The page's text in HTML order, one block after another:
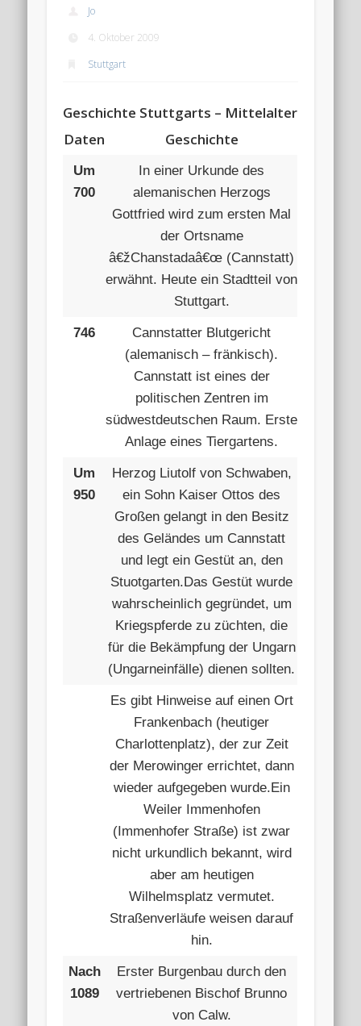
Jo
4. Oktober 2009
Stuttgart
Geschichte Stuttgarts – Mittelalter
Daten
Geschichte
Um
700
In einer Urkunde des
alemanischen Herzogs
Gottfried wird zum ersten Mal
der Ortsname
â€žChanstadaâ€œ (Cannstatt)
erwähnt. Heute ein Stadtteil von
Stuttgart.
746
Cannstatter Blutgericht
(alemanisch – fränkisch).
Cannstatt ist eines der
politischen Zentren im
südwestdeutschen Raum. Erste
Anlage eines Tiergartens.
Um
950
Herzog Liutolf von Schwaben,
ein Sohn Kaiser Ottos des
Großen gelangt in den Besitz
des Geländes um Cannstatt
und legt ein Gestüt an, den
Stuotgarten.Das Gestüt wurde
wahrscheinlich gegründet, um
Kriegspferde zu züchten, die
für die Bekämpfung der Ungarn
(Ungarneinfälle) dienen sollten.
Es gibt Hinweise auf einen Ort
Frankenbach (heutiger
Charlottenplatz), der zur Zeit
der Merowinger errichtet, dann
wieder aufgegeben wurde.Ein
Weiler Immenhofen
(Immenhofer Straße) ist zwar
nicht urkundlich bekannt, wird
aber am heutigen
Wilhelmsplatz vermutet.
Straßenverläufe weisen darauf
hin.
Nach
1089
Erster Burgenbau durch den
vertriebenen Bischof Brunno
von Calw.